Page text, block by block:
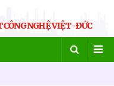
CÔNG NGHỆ VIỆT-ĐỨC